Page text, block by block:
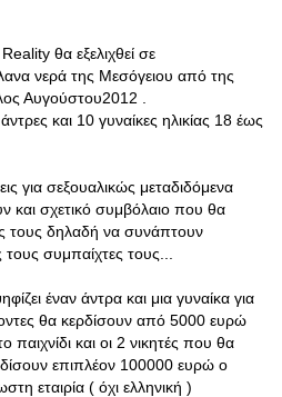
θα εξελιχθεί σε
νερά της Μεσόγειου από της
Αυγούστου2012 .
και 10 γυναίκες ηλικίας 18 έως
για σεξουαλικώς μεταδιδόμενα
σχετικό συμβόλαιο που θα
τους δηλαδή να συνάπτουν
συμπαίχτες τους...
έναν άντρα και μια γυναίκα για
θα κερδίσουν από 5000 ευρώ
και οι 2 νικητές που θα
επιπλέον 100000 ευρώ ο
εταιρία ( όχι ελληνική )